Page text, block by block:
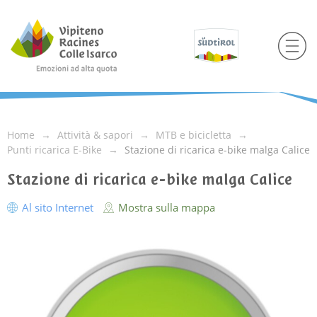
Home Attività & sapori
MTB e bicicletta
Punti ricarica E-Bike
Stazione di ricarica e-bike malga Calice
Stazione di ricarica e-bike malga Calice
Al sito Internet Mostra sulla mappa